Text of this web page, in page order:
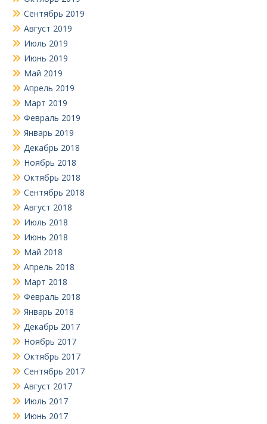
Сентябрь 2019
Август 2019
Июль 2019
Июнь 2019
Май 2019
Апрель 2019
Март 2019
Февраль 2019
Январь 2019
Декабрь 2018
Ноябрь 2018
Октябрь 2018
Сентябрь 2018
Август 2018
Июль 2018
Июнь 2018
Май 2018
Апрель 2018
Март 2018
Февраль 2018
Январь 2018
Декабрь 2017
Ноябрь 2017
Октябрь 2017
Сентябрь 2017
Август 2017
Июль 2017
Июнь 2017